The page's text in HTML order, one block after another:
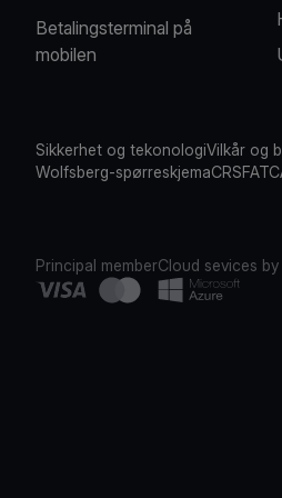
Betalingsterminal på
mobilen
Sikkerhet og tekonologiVilkår og
Wolfsberg-spørreskjemaCRS
Principal memberCloud sevices by